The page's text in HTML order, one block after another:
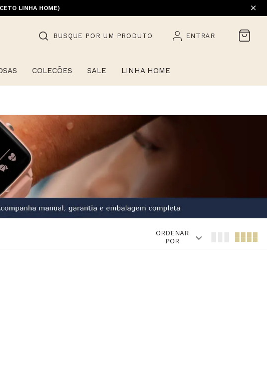
LINHA HOME)
E ITENS EM PROMOÇÃO) | 1ª TROCA GRÁTIS
BUSQUE POR UM PRODUTO ENTRAR
COLECÕES SALE LINHA HOME
ORDENAR
POR